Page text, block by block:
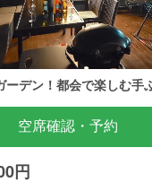
ーデン！都会で楽しむ手
空席確認・予約
円